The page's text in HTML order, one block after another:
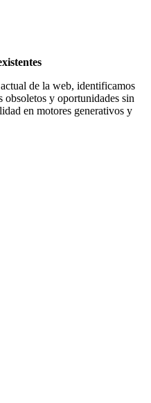
de la web, identificamos
obsoletos y oportunidades sin
en motores generativos y